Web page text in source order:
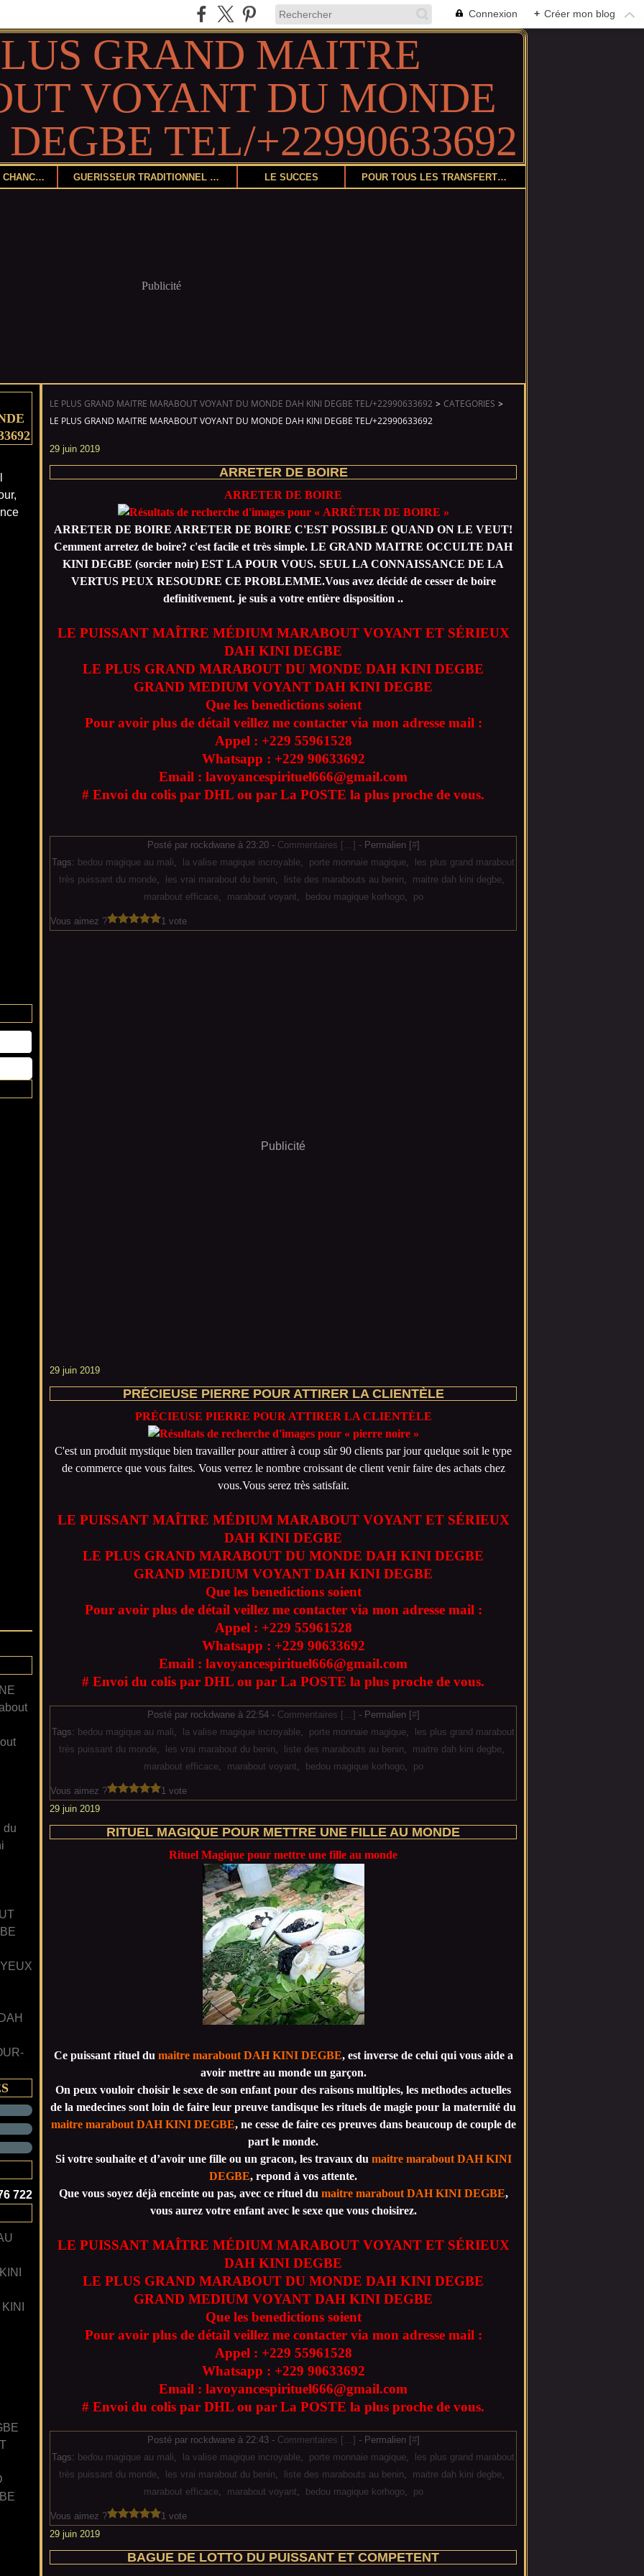
Connexion + Créer mon blog
DEVENIR CHANCEUX GUÉRISSEUR TRADITIONNEL ET HERBORISTE LE SUCCÈS POUR TOUS LES TRANSFERTS DE COLIS
Publicité
du
722
LE PLUS GRAND MAITRE MARABOUT VOYANT DU MONDE DAH KINI DEGBE TEL/+22990633692 > CATEGORIES >
LE PLUS GRAND MAITRE MARABOUT VOYANT DU MONDE DAH KINI DEGBE TEL/+22990633692
29 juin 2019
ARRETER DE BOIRE
ARRETER DE BOIRE
ARRETER DE BOIRE ARRETER DE BOIRE C'EST POSSIBLE QUAND ON LE VEUT!
Cemment arretez de boire? c'est facile et très simple. LE GRAND MAITRE OCCULTE DAH
KINI DEGBE (sorcier noir) EST LA POUR VOUS. SEUL LA CONNAISSANCE DE LA
VERTUS PEUX RESOUDRE CE PROBLEMME.Vous avez décidé de cesser de boire
definitivement. je suis a votre entière disposition ..
LE PUISSANT MAÎTRE MÉDIUM MARABOUT VOYANT ET SÉRIEUX
DAH KINI DEGBE
LE PLUS GRAND MARABOUT DU MONDE DAH KINI DEGBE
GRAND MEDIUM VOYANT DAH KINI DEGBE
Que les benedictions soient
Pour avoir plus de détail veillez me contacter via mon adresse mail :
Appel : +229 55961528
Whatsapp : +229 90633692
Email : lavoyancespirituel666@gmail.com
# Envoi du colis par DHL ou par La POSTE la plus proche de vous.
Posté par rockdwane à 23:20 - Commentaires [ …] - Permalien [#]
Tags: bedou magique au mali, la valise magique incroyable, porte monnaie magique,
les plus grand marabout
très puissant du monde, les vrai marabout du benin, liste des marabouts au benin, maitre dah kini degbe,
marabout efficace, marabout voyant, bedou magique korhogo, po
Vous aimez ? 1 vote
Publicité
29 juin 2019
PRÉCIEUSE PIERRE POUR ATTIRER LA CLIENTÈLE
PRÉCIEUSE PIERRE POUR ATTIRER LA CLIENTÈLE
C'est un produit mystique bien travailler pour attirer à coup sûr 90 clients par jour quelque soit le type
de commerce que vous faites. Vous verrez le nombre croissant de client venir faire des achats chez
vous.Vous serez très satisfait.
LE PUISSANT MAÎTRE MÉDIUM MARABOUT VOYANT ET SÉRIEUX
DAH KINI DEGBE
LE PLUS GRAND MARABOUT DU MONDE DAH KINI DEGBE
GRAND MEDIUM VOYANT DAH KINI DEGBE
Que les benedictions soient
Pour avoir plus de détail veillez me contacter via mon adresse mail :
Appel : +229 55961528
Whatsapp : +229 90633692
Email : lavoyancespirituel666@gmail.com
# Envoi du colis par DHL ou par La POSTE la plus proche de vous.
Posté par rockdwane à 22:54 - Commentaires [ …] - Permalien [#]
Tags: bedou magique au mali, la valise magique incroyable, porte monnaie magique,
les plus grand marabout
très puissant du monde, les vrai marabout du benin, liste des marabouts au benin, maitre dah kini degbe,
marabout efficace, marabout voyant, bedou magique korhogo, po
Vous aimez ?
1 vote
29 juin 2019
RITUEL MAGIQUE POUR METTRE UNE FILLE AU MONDE
Rituel Magique pour mettre une fille au monde
Ce puissant rituel du maitre marabout DAH KINI DEGBE, est inverse de celui qui vous aide a
avoir mettre au monde un garçon.
On peux vouloir choisir le sexe de son enfant pour des raisons multiples, les methodes actuelles
de la medecines sont loin de faire leur preuve tandisque les rituels de magie pour la maternité du
maitre marabout DAH KINI DEGBE, ne cesse de faire ces preuves dans beaucoup de couple de
part le monde.
Si votre souhaite et d’avoir une fille ou un gracon, les travaux du maitre marabout DAH KINI
DEGBE, repond à vos attente.
Que vous soyez déjà enceinte ou pas, avec ce rituel du maitre marabout DAH KINI DEGBE,
vous aurez votre enfant avec le sexe que vous choisirez.
LE PUISSANT MAÎTRE MÉDIUM MARABOUT VOYANT ET SÉRIEUX
DAH KINI DEGBE
LE PLUS GRAND MARABOUT DU MONDE DAH KINI DEGBE
GRAND MEDIUM VOYANT DAH KINI DEGBE
Que les benedictions soient
Pour avoir plus de détail veillez me contacter via mon adresse mail :
Appel : +229 55961528
Whatsapp : +229 90633692
Email : lavoyancespirituel666@gmail.com
# Envoi du colis par DHL ou par La POSTE la plus proche de vous.
Posté par rockdwane à 22:43 - Commentaires [ …] - Permalien [#]
Tags: bedou magique au mali, la valise magique incroyable, porte monnaie magique,
les plus grand marabout
très puissant du monde, les vrai marabout du benin, liste des marabouts au benin, maitre dah kini degbe,
marabout efficace, marabout voyant, bedou magique korhogo, po
Vous aimez ?
1 vote
29 juin 2019
BAGUE DE LOTTO DU PUISSANT ET COMPETENT